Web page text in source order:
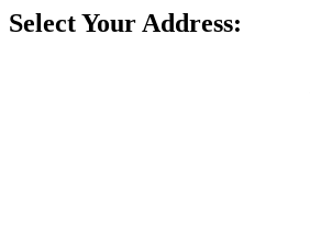
Select Your Address: